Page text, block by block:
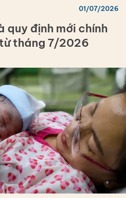
01/07/2026
quy định mới chính
tháng 7/2026